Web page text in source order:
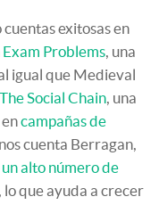
exitosas en
Exam Problems, una
igual que Medieval
The Social Chain, una
campañas de
cuenta Berragan,
alto número de
que ayuda a crecer